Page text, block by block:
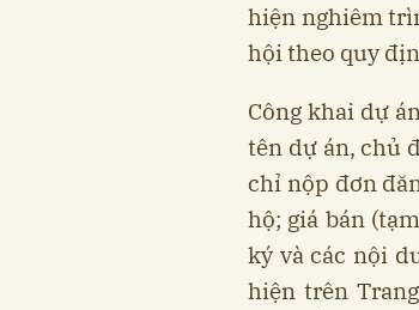
hiện nghiêm
hội theo quy
Công khai dự
tên dự án, chủ
chỉ nộp đơn
hộ; giá bán
ký và các nội
hiện trên